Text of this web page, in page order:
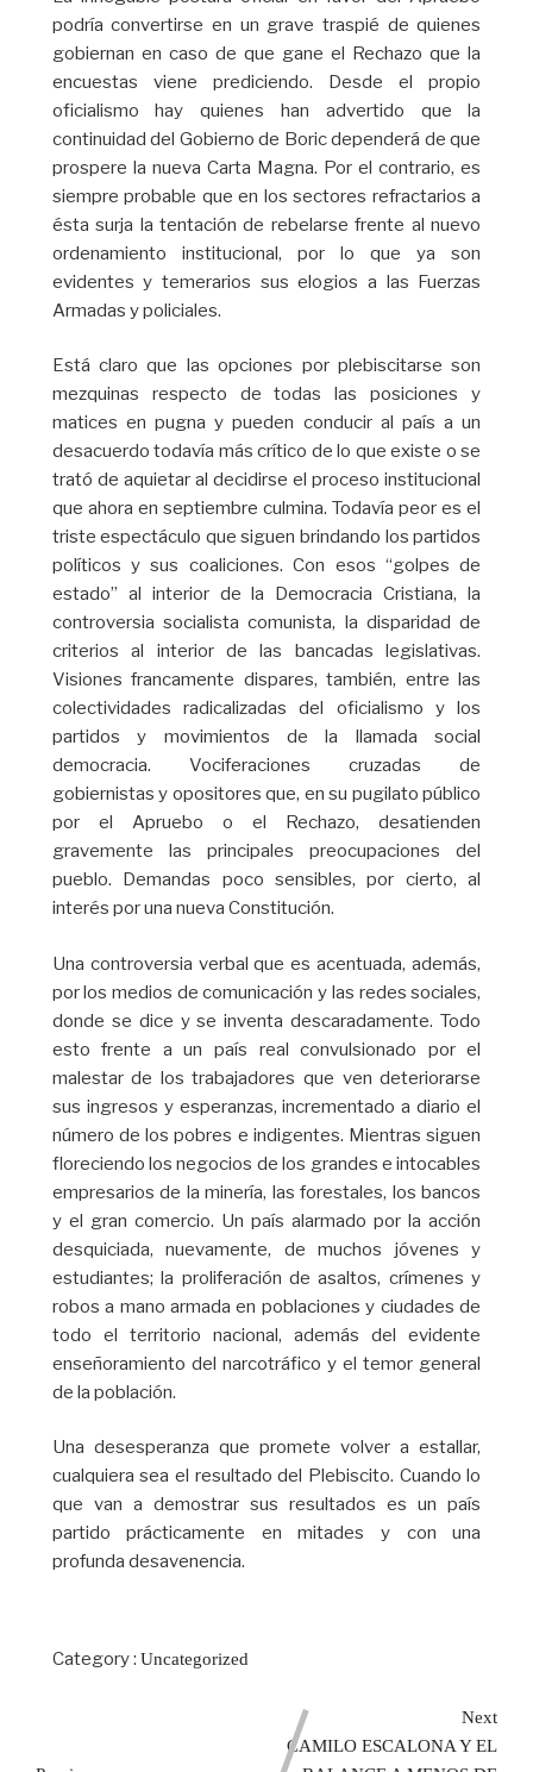
podría convertirse en un grave traspié de quienes
gobiernan en caso de que gane el Rechazo que la
encuestas viene prediciendo. Desde el propio
oficialismo hay quienes han advertido que la
continuidad del Gobierno de Boric dependerá de que
prospere la nueva Carta Magna. Por el contrario, es
siempre probable que en los sectores refractarios a
ésta surja la tentación de rebelarse frente al nuevo
ordenamiento institucional, por lo que ya son
evidentes y temerarios sus elogios a las Fuerzas
Armadas y policiales.
Está claro que las opciones por plebiscitarse son
mezquinas respecto de todas las posiciones y
matices en pugna y pueden conducir al país a un
desacuerdo todavía más crítico de lo que existe o se
trató de aquietar al decidirse el proceso institucional
que ahora en septiembre culmina. Todavía peor es el
triste espectáculo que siguen brindando los partidos
políticos y sus coaliciones. Con esos “golpes de
estado” al interior de la Democracia Cristiana, la
controversia socialista comunista, la disparidad de
criterios al interior de las bancadas legislativas.
Visiones francamente dispares, también, entre las
colectividades radicalizadas del oficialismo y los
partidos y movimientos de la llamada social
democracia. Vociferaciones cruzadas de
gobiernistas y opositores que, en su pugilato público
por el Apruebo o el Rechazo, desatienden
gravemente las principales preocupaciones del
pueblo. Demandas poco sensibles, por cierto, al
interés por una nueva Constitución.
Una controversia verbal que es acentuada, además,
por los medios de comunicación y las redes sociales,
donde se dice y se inventa descaradamente. Todo
esto frente a un país real convulsionado por el
malestar de los trabajadores que ven deteriorarse
sus ingresos y esperanzas, incrementado a diario el
número de los pobres e indigentes. Mientras siguen
floreciendo los negocios de los grandes e intocables
empresarios de la minería, las forestales, los bancos
y el gran comercio. Un país alarmado por la acción
desquiciada, nuevamente, de muchos jóvenes y
estudiantes; la proliferación de asaltos, crímenes y
robos a mano armada en poblaciones y ciudades de
todo el territorio nacional, además del evidente
enseñoramiento del narcotráfico y el temor general
de la población.
Una desesperanza que promete volver a estallar,
cualquiera sea el resultado del Plebiscito. Cuando lo
que van a demostrar sus resultados es un país
partido prácticamente en mitades y con una
profunda desavenencia.
Category : Uncategorized
Next
CAMILO ESCALONA Y EL